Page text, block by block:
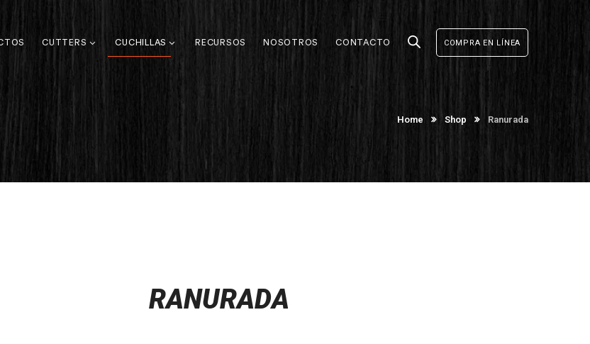
COMPRA EN LÍNEA
CUTTERS CUCHILLAS RECURSOS NOSOTROS CONTACTO
Home Shop Ranurada
RANURADA